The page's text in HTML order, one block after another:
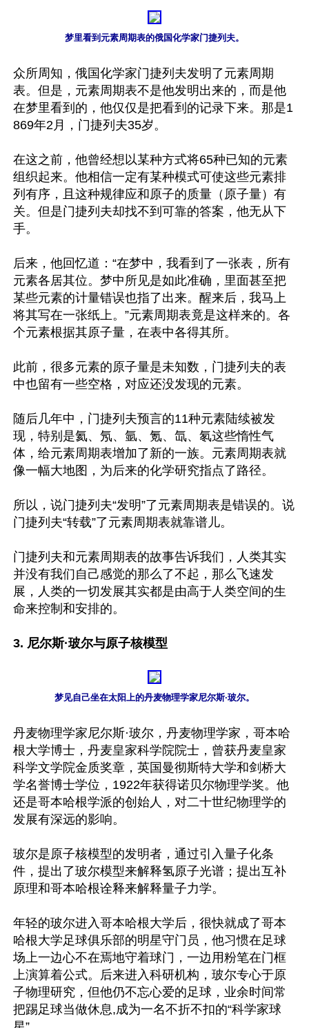
梦里看到元素周期表的俄国化学家门捷列夫。
众所周知，俄国化学家门捷列夫发明了元素周期
表。但是，元素周期表不是他发明出来的，而是他
在梦里看到的，他仅仅是把看到的记录下来。那是1
869年2月，门捷列夫35岁。
在这之前，他曾经想以某种方式将65种已知的元素
组织起来。他相信一定有某种模式可使这些元素排
列有序，且这种规律应和原子的质量（原子量）有
关。但是门捷列夫却找不到可靠的答案，他无从下
手。
后来，他回忆道：“在梦中，我看到了一张表，所有
元素各居其位。梦中所见是如此准确，里面甚至把
某些元素的计量错误也指了出来。醒来后，我马上
将其写在一张纸上。”元素周期表竟是这样来的。各
个元素根据其原子量，在表中各得其所。
此前，很多元素的原子量是未知数，门捷列夫的表
中也留有一些空格，对应还没发现的元素。
随后几年中，门捷列夫预言的11种元素陆续被发
现，特别是氦、氖、氩、氪、氙、氡这些惰性气
体，给元素周期表增加了新的一族。元素周期表就
像一幅大地图，为后来的化学研究指点了路径。
所以，说门捷列夫“发明”了元素周期表是错误的。说
门捷列夫“转载”了元素周期表就靠谱儿。
门捷列夫和元素周期表的故事告诉我们，人类其实
并没有我们自己感觉的那么了不起，那么飞速发
展，人类的一切发展其实都是由高于人类空间的生
命来控制和安排的。
3. 尼尔斯·玻尔与原子核模型
梦见自己坐在太阳上的丹麦物理学家尼尔斯·玻尔。
丹麦物理学家尼尔斯·玻尔，丹麦物理学家，哥本哈
根大学博士，丹麦皇家科学院院士，曾获丹麦皇家
科学文学院金质奖章，英国曼彻斯特大学和剑桥大
学名誉博士学位，1922年获得诺贝尔物理学奖。他
还是哥本哈根学派的创始人，对二十世纪物理学的
发展有深远的影响。
玻尔是原子核模型的发明者，通过引入量子化条
件，提出了玻尔模型来解释氢原子光谱；提出互补
原理和哥本哈根诠释来解释量子力学。
年轻的玻尔进入哥本哈根大学后，很快就成了哥本
哈根大学足球俱乐部的明星守门员，他习惯在足球
场上一边心不在焉地守着球门，一边用粉笔在门框
上演算着公式。后来进入科研机构，玻尔专心于原
子物理研究，但他仍不忘心爱的足球，业余时间常
把踢足球当做休息,成为一名不折不扣的“科学家球